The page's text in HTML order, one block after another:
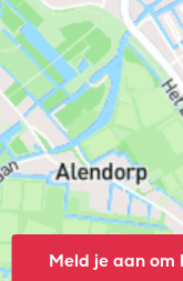
Meld je aan om